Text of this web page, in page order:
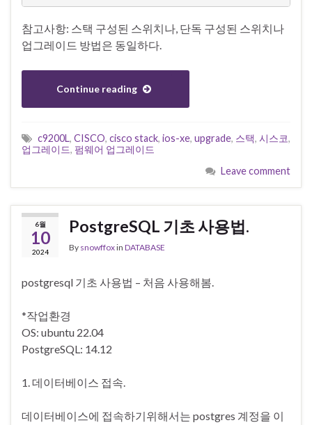
참고사항: 스택 구성된 스위치나, 단독 구성된 스위치나
업그레이드 방법은 동일하다.
Continue reading
c9200L, CISCO, cisco stack, ios-xe, upgrade, 스택, 시스코,
업그레이드, 펌웨어 업그레이드
Leave comment
6월
10
2024
PostgreSQL 기초 사용법.
By snowffoxin DATABASE
postgresql 기초 사용법 – 처음 사용해봄.
*작업환경
OS: ubuntu 22.04
PostgreSQL: 14.12
1. 데이터베이스 접속.
데이터베이스에 접속하기위해서는 postgres 계정을 이